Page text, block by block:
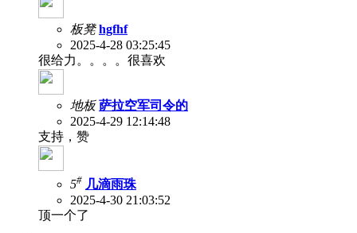
板凳 hgfhf
2025-4-28 03:25:45
很给力。。。。很喜欢
地板 萨拉空军司令的
2025-4-29 12:14:48
支持，赞
5# 几滴雨珠
2025-4-30 21:03:52
顶一个了